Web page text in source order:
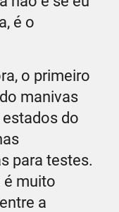
é o
o primeiro
manivas
do
para testes.
é muito
a